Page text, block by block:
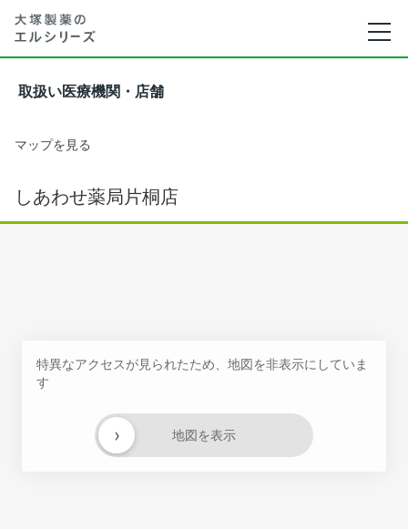
取扱い医療機関・店舗
マップを見る
しあわせ薬局片桐店
特異なアクセスが見られたため、地図を非表示にしていま
す
地図を表示
›